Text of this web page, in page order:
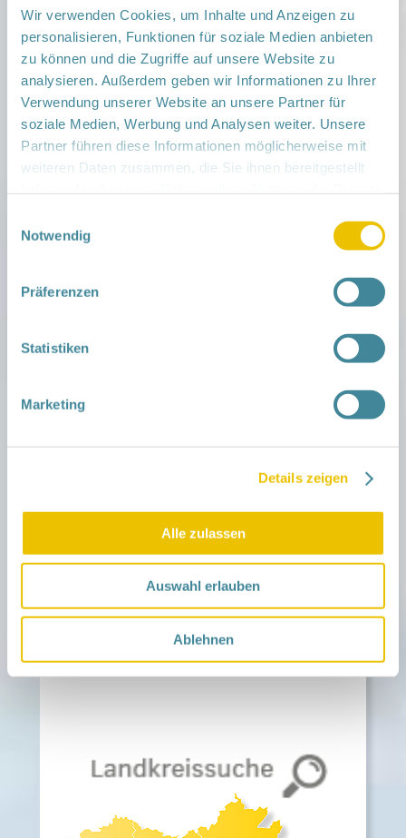
Wir verwenden Cookies, um Inhalte und Anzeigen zu
personalisieren, Funktionen für soziale Medien anbieten
zu können und die Zugriffe auf unsere Website zu
analysieren. Außerdem geben wir Informationen zu Ihrer
Verwendung unserer Website an unsere Partner für
soziale Medien, Werbung und Analysen weiter. Unsere
Partner führen diese Informationen möglicherweise mit
weiteren Daten zusammen, die Sie ihnen bereitgestellt
Notwendig
Präferenzen
Statistiken
Marketing
Details zeigen
Alle zulassen
Auswahl erlauben
Ablehnen
eigenen Willen entdecken
Beikost-Workshop
Geschwisterkurs
Trageworkshop
Stillvorbereitungskurs
Babymassage
Online Elterntreffen zu unterschiedlichen
Themen
BEBI-Gruppe (Bedürfnis-und
Schwangerenfrühstück in Königs
Brabbeltreff in Königs Wusterhausen
Krabbelgruppe in Lübben
Königs Wusterhausen
Mamatreff in Königs Wusterhausen
Festveranstaltungen wie das
Zwergensommerfest in Kemlitz und das
AWO Straßenfest in Königs Wusterhausen